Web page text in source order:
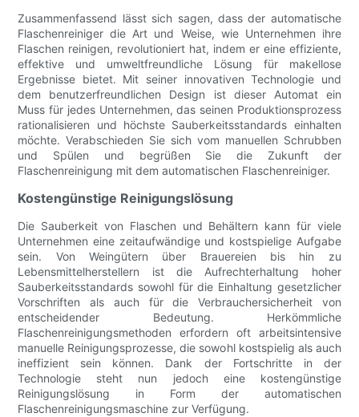
Zusammenfassend lässt sich sagen, dass der automatische
Flaschenreiniger die Art und Weise, wie Unternehmen ihre
Flaschen reinigen, revolutioniert hat, indem er eine effiziente,
effektive und umweltfreundliche Lösung für makellose
Ergebnisse bietet. Mit seiner innovativen Technologie und
dem benutzerfreundlichen Design ist dieser Automat ein
Muss für jedes Unternehmen, das seinen Produktionsprozess
rationalisieren und höchste Sauberkeitsstandards einhalten
möchte. Verabschieden Sie sich vom manuellen Schrubben
und Spülen und begrüßen Sie die Zukunft der
Flaschenreinigung mit dem automatischen Flaschenreiniger.
Kostengünstige Reinigungslösung
Die Sauberkeit von Flaschen und Behältern kann für viele
Unternehmen eine zeitaufwändige und kostspielige Aufgabe
sein. Von Weingütern über Brauereien bis hin zu
Lebensmittelherstellern ist die Aufrechterhaltung hoher
Sauberkeitsstandards sowohl für die Einhaltung gesetzlicher
Vorschriften als auch für die Verbrauchersicherheit von
entscheidender Bedeutung. Herkömmliche
Flaschenreinigungsmethoden erfordern oft arbeitsintensive
manuelle Reinigungsprozesse, die sowohl kostspielig als auch
ineffizient sein können. Dank der Fortschritte in der
Technologie steht nun jedoch eine kostengünstige
Reinigungslösung in Form der automatischen
Flaschenreinigungsmaschine zur Verfügung.